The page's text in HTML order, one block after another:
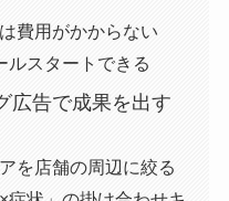
費用がかからない
ルスタートできる
広告で成果を出す
を店舗の周辺に絞る